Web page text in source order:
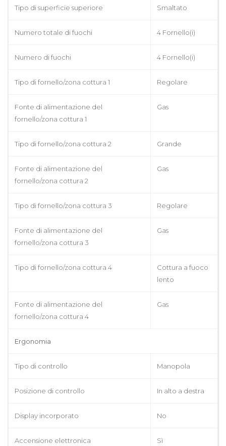
Tipo di superficie superiore Smaltato
Numero totale di fuochi 4 Fornello(i)
Numero di fuochi 4 Fornello(i)
Tipo di fornello/zona cottura 1 Regolare
Fonte di alimentazione del
fornello/zona cottura 1
Gas
Tipo di fornello/zona cottura 2 Grande
Fonte di alimentazione del
fornello/zona cottura 2
Gas
Tipo di fornello/zona cottura 3 Regolare
Fonte di alimentazione del
fornello/zona cottura 3
Gas
Tipo di fornello/zona cottura 4
Cottura a fuoco
lento
Fonte di alimentazione del
fornello/zona cottura 4
Gas
Ergonomia
Tipo di controllo Manopola
Posizione di controllo In alto a destra
Display incorporato No
Accensione elettronica Sì